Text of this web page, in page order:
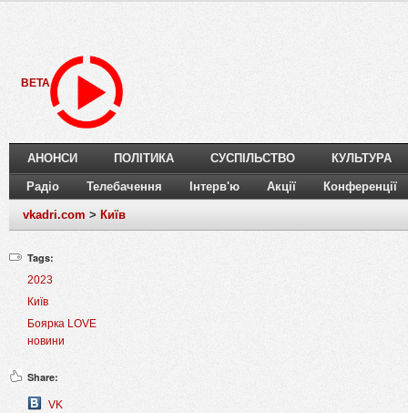
BETA
АНОНСИ ПОЛІТИКА СУСПІЛЬСТВО КУЛЬТУРА
Радіо Телебачення Інтерв'ю Акції Конференції
vkadri.com > Київ
Tags:
2023
Київ
Боярка LOVE
новини
Share:
VK